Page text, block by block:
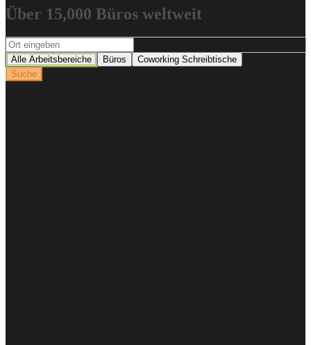
Über 15,000 Büros weltweit
Alle Arbeitsbereiche Büros
Coworking Schreibtische
Suche